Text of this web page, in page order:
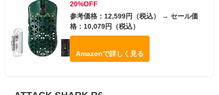
20%OFF
参考価格：12,599円（税込） → セール価
格：10,079円（税込）
Amazonで詳しく見る